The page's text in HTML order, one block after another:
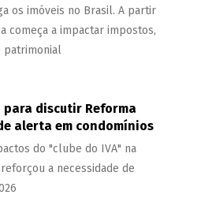
os imóveis no Brasil. A partir
começa a impactar impostos,
patrimonial
para discutir Reforma
alerta em condomínios
do "clube do IVA" na
a necessidade de